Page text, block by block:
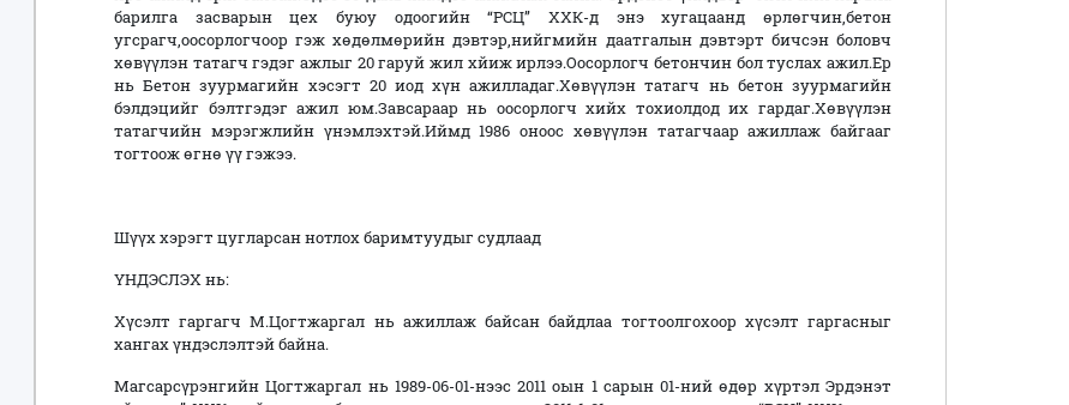
барилга засварын цех буюу одоогийн “РСЦ” ХХК-д энэ хугацаанд өрлөгчин,бетон
угсрагч,оосорлогчоор гэж хөдөлмөрийн дэвтэр,нийгмийн даатгалын дэвтэрт бичсэн боловч
хөвүүлэн татагч гэдэг ажлыг 20 гаруй жил хйиж ирлээ.Оосорлогч бетончин бол туслах ажил.Ер
нь Бетон зуурмагийн хэсэгт 20 иод хүн ажилладаг.Хөвүүлэн татагч нь бетон зуурмагийн
бэлдэцийг бэлтгэдэг ажил юм.Завсараар нь оосорлогч хийх тохиолдод их гардаг.Хөвүүлэн
татагчийн мэрэгжлийн үнэмлэхтэй.Иймд 1986 оноос хөвүүлэн татагчаар ажиллаж байгааг
тогтоож өгнө үү гэжээ.
Шүүх хэрэгт цугларсан нотлох баримтуудыг судлаад
ҮНДЭСЛЭХ нь:
Хүсэлт гаргагч М.Цогтжаргал нь ажиллаж байсан байдлаа тогтоолгохоор хүсэлт гаргасныг
хангах үндэслэлтэй байна.
Магсарсүрэнгийн Цогтжаргал нь 1989-06-01-нээс 2011 оын 1 сарын 01-ний өдөр хүртэл Эрдэнэт